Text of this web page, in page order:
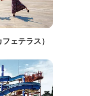
ェテラス）